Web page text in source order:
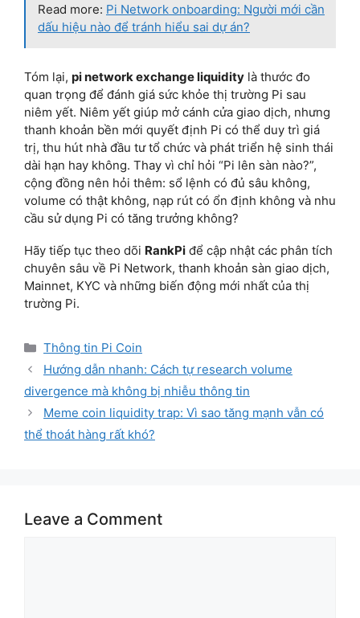
Read more: Pi Network onboarding: Người mới cần
dấu hiệu nào để tránh hiểu sai dự án?
Tóm lại, pi network exchange liquidity là thước đo
quan trọng để đánh giá sức khỏe thị trường Pi sau
niêm yết. Niêm yết giúp mở cánh cửa giao dịch, nhưng
thanh khoản bền mới quyết định Pi có thể duy trì giá
trị, thu hút nhà đầu tư tổ chức và phát triển hệ sinh thái
dài hạn hay không. Thay vì chỉ hỏi “Pi lên sàn nào?”,
cộng đồng nên hỏi thêm: sổ lệnh có đủ sâu không,
volume có thật không, nạp rút có ổn định không và nhu
cầu sử dụng Pi có tăng trưởng không?
Hãy tiếp tục theo dõi RankPi để cập nhật các phân tích
chuyên sâu về Pi Network, thanh khoản sàn giao dịch,
Mainnet, KYC và những biến động mới nhất của thị
trường Pi.
Categories
Thông tin Pi Coin
Hướng dẫn nhanh: Cách tự research volume
divergence mà không bị nhiễu thông tin
Meme coin liquidity trap: Vì sao tăng mạnh vẫn có
thể thoát hàng rất khó?
Leave a Comment